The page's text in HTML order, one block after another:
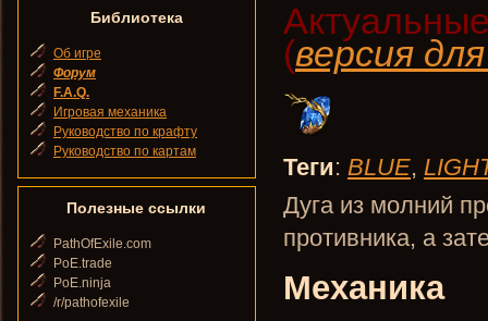
(версия
Теги: BLUE,
Дуга из молний
противника, а
Механика
Библиотека
Об игре
Форум
F.A.Q.
Игровая механика
Руководство по крафту
Руководство по картам
Полезные ссылки
PathOfExile.com
PoE.trade
PoE.ninja
/r/pathofexile